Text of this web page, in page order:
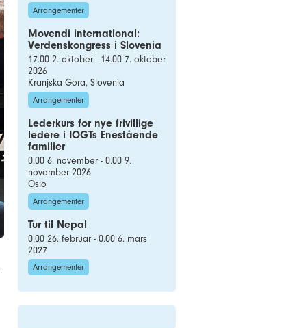
Arrangementer
Movendi international:
Verdenskongress i Slovenia
17.00 2. oktober - 14.00 7. oktober
2026
Kranjska Gora, Slovenia
Arrangementer
Lederkurs for nye frivillige
ledere i IOGTs Enestående
familier
0.00 6. november - 0.00 9.
november 2026
Oslo
Arrangementer
Tur til Nepal
0.00 26. februar - 0.00 6. mars
2027
Arrangementer